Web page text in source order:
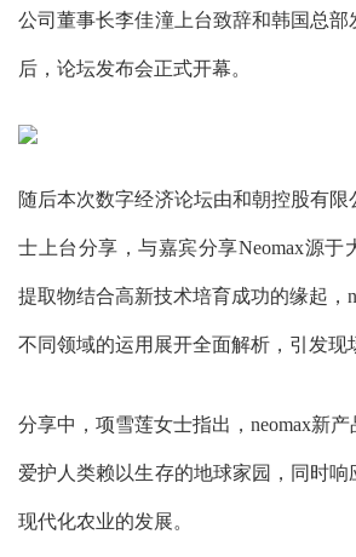
公司董事长李佳潼上台致辞和韩国总
后，论坛发布会正式开幕。
随后本次数字经济论坛由和朝控股有
士上台分享，与嘉宾分享Neomax源于
提取物结合高新技术培育成功的缘起，
不同领域的运用展开全面解析，引发现
分享中，项雪莲女士指出，neomax新
爱护人类赖以生存的地球家园，同时
现代化农业的发展。